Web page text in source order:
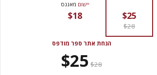
$25
$28
יישום מאגנס
$18
הנחת אתר ספר מודפס
$28
$25